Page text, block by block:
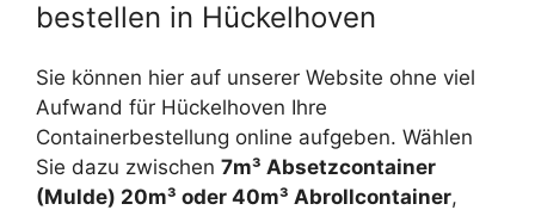
bestellen in Hückelhoven
Sie können hier auf unserer Website ohne viel
Aufwand für Hückelhoven Ihre
Containerbestellung online aufgeben. Wählen
Sie dazu zwischen 7m³ Absetzcontainer
(Mulde) 20m³ oder 40m³ Abrollcontainer,